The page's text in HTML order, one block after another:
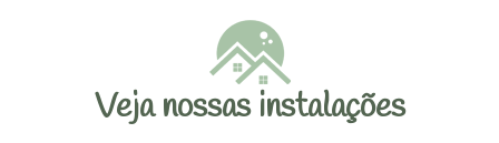
Veja nossas instalações